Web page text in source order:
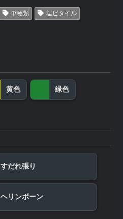
単種類
塩ビタイル
黄色 緑色
すだれ張り
ヘリンボーン